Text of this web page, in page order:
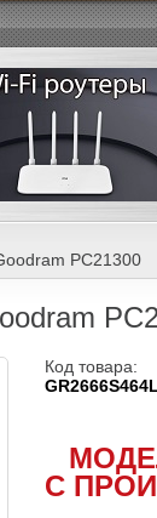
PC21300
Код товара:
С